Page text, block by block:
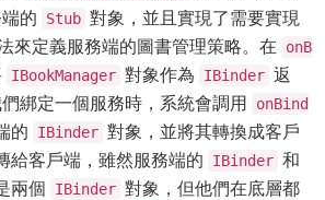
的
Stub 對象，並且實現了需要實現
來定義服務端的圖書管理策略。在
onB
IBookManager 對象作為 IBinder 返
綁定一個服務時，系統會調用
onBind
的 IBinder 對象，並將其轉換成客戶
給客戶端，雖然服務端的 IBinder 和
兩個 IBinder 對象，但他們在底層都